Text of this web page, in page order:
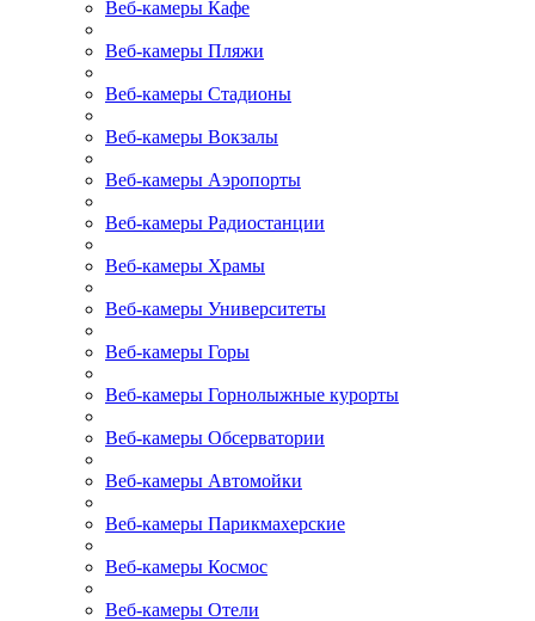
Веб-камеры Кафе
Веб-камеры Пляжи
Веб-камеры Стадионы
Веб-камеры Вокзалы
Веб-камеры Аэропорты
Веб-камеры Радиостанции
Веб-камеры Храмы
Веб-камеры Университеты
Веб-камеры Горы
Веб-камеры Горнолыжные курорты
Веб-камеры Обсерватории
Веб-камеры Автомойки
Веб-камеры Парикмахерские
Веб-камеры Космос
Веб-камеры Отели